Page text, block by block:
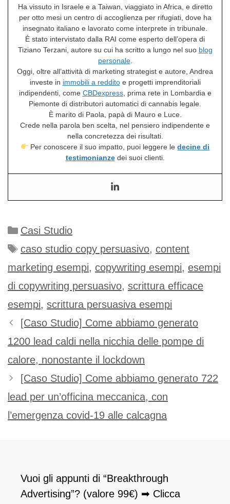
Ha vissuto in Israele e a Taiwan, viaggiato in Africa, e diretto
per otto mesi un centro di accoglienza per rifugiati, dove ha
insegnato italiano e lavorato come interprete in tribunale.
È stato intervistato dalla RAI come esperto dell’opera di
Tiziano Terzani, autore su cui ha scritto a lungo nel suo blog
personale.
Oggi, oltre all’attività di marketing strategist e autore, Andrea
investe in immobili a redditoe progetti imprenditoriali
indipendenti, come CBDexpress, prima rete in Lombardia e
Piemonte di distributori automatici di cannabis legale.
È marito di Paola, papà di Mauro e Luce.
Crede nella parola ben scelta, nel pensiero indipendente e
nella concretezza dei risultati.
Per conoscere il suo impatto, puoi leggere ledecine di
testimonianzedei suoi clienti.
Categorie
Casi Studio
Tag
caso studio copy persuasivo, content
marketing esempi, copywriting esempi, esempi
di copywriting persuasivo, scrittura efficace
esempi, scrittura persuasiva esempi
[Caso Studio] Come abbiamo generato
1200 lead caldi nella nicchia delle pompe di
calore, nonostante il lockdown
[Caso Studio] Come abbiamo generato 722
lead per un’officina meccanica, con
l’emergenza covid-19 alle calcagna
Vuoi gli appunti di “Breakthrough
Advertising”? (valore 99€) ➡ Clicca